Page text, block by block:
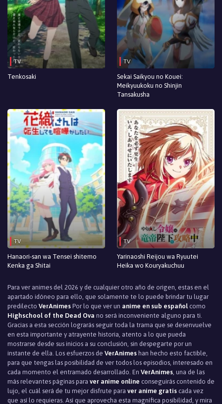
TV
Tenkosaki
TV
Sekai Saikyou no Kouei:
Meikyuukoku no Shinjin
Tansakusha
TV
Hanaori-san wa Tensei shitemo
Kenka ga Shitai
TV
Yarinaoshi Reijou wa Ryuutei
Heika wo Kouryakuchuu
Para ver animes del 2026 y de cualquier otro año de origen, estas en el
apartado idóneo para ello, que solamente te lo puede brindar tu lugar
predilecto VerAnimes Por lo que ver un anime en sub español como
Highschool of the Dead Ova no será inconveniente alguno para ti.
Gracias a esta sección lograrás seguir toda la trama que se desenvuelve
en esta importante y atrayente historia, atento a lo que pueda
mostrarse desde sus inicios a su conclusión, sin despegarte por un
instante de ella. Los esfuerzos de VerAnimes han hecho esto factible,
para que tengas las posibilidad de ver todos los episodios, interesado en
cada momento el entramado desarrollado. En VerAnimes , una de las
más relevantes páginas para ver anime online conseguirás contenido de
lujo, el cuál será de tu mejor disfrute para ver anime gratis cada vez
que así lo requieras. Así que aprovecha esta magnìfica posibilidad, y mira